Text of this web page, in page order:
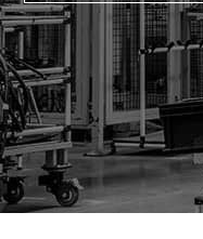
解
决
方
案
新
闻